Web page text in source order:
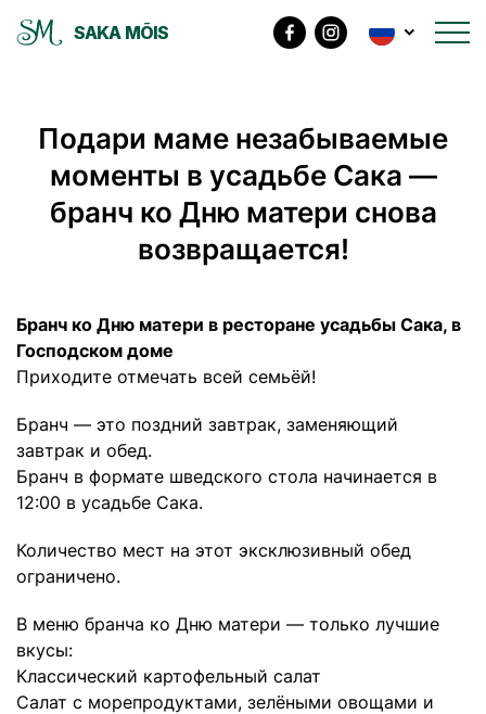
SAKA MÕIS
Подари маме незабываемые
моменты в усадьбе Сака —
бранч ко Дню матери снова
возвращается!
Бранч ко Дню матери в ресторане усадьбы Сака, в
Господском доме
Приходите отмечать всей семьёй!
Бранч — это поздний завтрак, заменяющий
завтрак и обед.
Бранч в формате шведского стола начинается в
12:00 в усадьбе Сака.
Количество мест на этот эксклюзивный обед
ограничено.
В меню бранча ко Дню матери — только лучшие
вкусы:
Классический картофельный салат
Салат с морепродуктами, зелёными овощами и